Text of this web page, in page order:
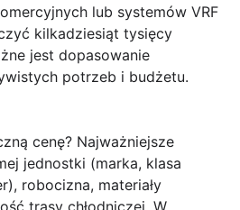
lub systemów VRF
kilkadziesiąt tysięcy
jest dopasowanie
potrzeb i budżetu.
cenę? Najważniejsze
jednostki (marka, klasa
robocizna, materiały
trasy chłodniczej. W